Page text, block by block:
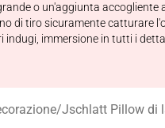
o un'aggiunta accogliente
di tiro sicuramente catturare
indugi, immersione in tutti i
/Jschlatt Pillow di